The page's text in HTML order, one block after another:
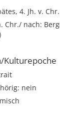
4. Jh. v. Chr.
Chr./ nach:
Kulturepoche
nein